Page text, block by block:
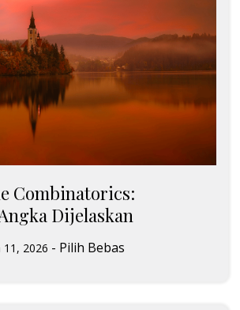
Combinatorics:
Dijelaskan
11, 2026 - Pilih Bebas